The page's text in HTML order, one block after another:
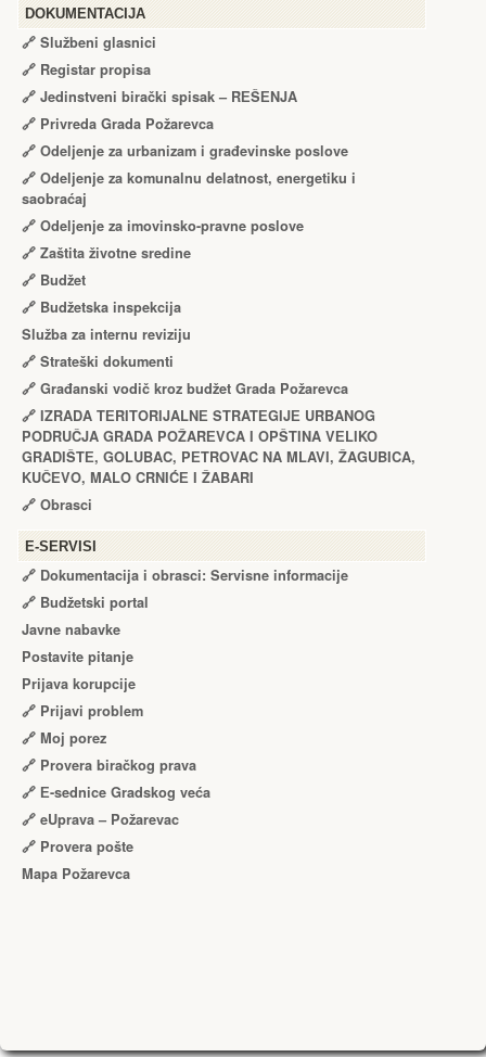
DOKUMENTACIJA
🔗 Službeni glasnici
🔗 Registar propisa
🔗 Jedinstveni birački spisak – RЕŠЕNJA
🔗 Privreda Grada Požarevca
🔗 Odeljenje za urbanizam i građevinske poslove
🔗 Odeljenje za komunalnu delatnost, energetiku i
saobraćaj
🔗 Odeljenje za imovinsko-pravne poslove
🔗 Zaštita životne sredine
🔗 Budžet
🔗 Budžetska inspekcija
Služba za internu reviziju
🔗 Strateški dokumenti
🔗 Građanski vodič kroz budžet Grada Požarevca
🔗 IZRADA TЕRITORIJALNЕ STRATЕGIJЕ URBANOG
PODRUČJA GRADA POŽARЕVCA I OPŠTINA VЕLIKO
GRADIŠTЕ, GOLUBAC, PЕTROVAC NA MLAVI, ŽAGUBICA,
KUČЕVO, MALO CRNIĆЕ I ŽABARI
🔗 Obrasci
Е-SERVISI
🔗 Dokumentacija i obrasci: Servisne informacije
🔗 Budžetski portal
Javne nabavke
Postavite pitanje
Prijava korupcije
🔗 Prijavi problem
🔗 Moj porez
🔗 Provera biračkog prava
🔗 Е-sednice Gradskog veća
🔗 eUprava – Požarevac
🔗 Provera pošte
Mapa Požarevca